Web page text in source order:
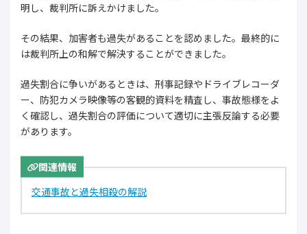
明し、裁判所に訴えかけました。
その結果、加害者も過失があることを認めました。最終的に
は裁判所上の和解で解決することができました。
過失割合に争いがあるときは、刑事記録やドライブレコーダ
ー、防犯カメラ映像等の客観的資料を精査し、事故態様をよ
く確認し、過失割合の評価について適切に主張反論する必要
があります。
関連情報
交通事故と過失相殺の解説